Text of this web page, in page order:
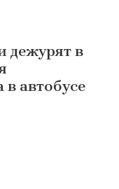
дежурят в
автобусе